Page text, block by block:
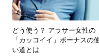
どう使う？ アラサー女性の
「カッコイイ」ボーナスの
い道とは